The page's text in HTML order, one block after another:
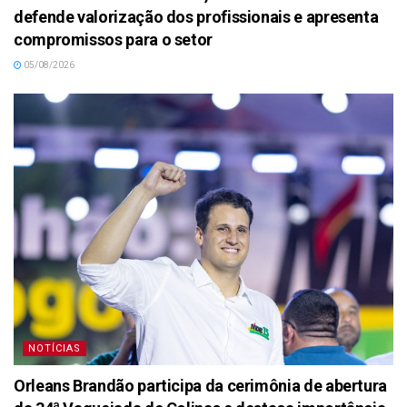
defende valorização dos profissionais e apresenta
compromissos para o setor
05/08/2026
NOTÍCIAS
Orleans Brandão participa da cerimônia de abertura